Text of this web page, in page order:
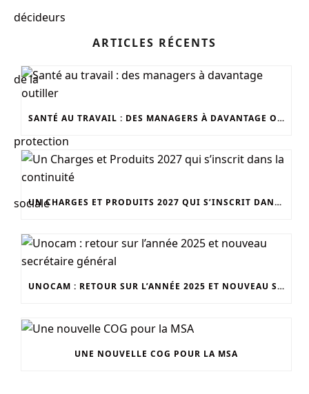
ARTICLES RÉCENTS
SANTÉ AU TRAVAIL : DES MANAGERS À DAVANTAGE OUTILLER
UN CHARGES ET PRODUITS 2027 QUI S’INSCRIT DANS LA CONTINUITÉ
UNOCAM : RETOUR SUR L’ANNÉE 2025 ET NOUVEAU SECRÉTAIRE GÉNÉRAL
UNE NOUVELLE COG POUR LA MSA